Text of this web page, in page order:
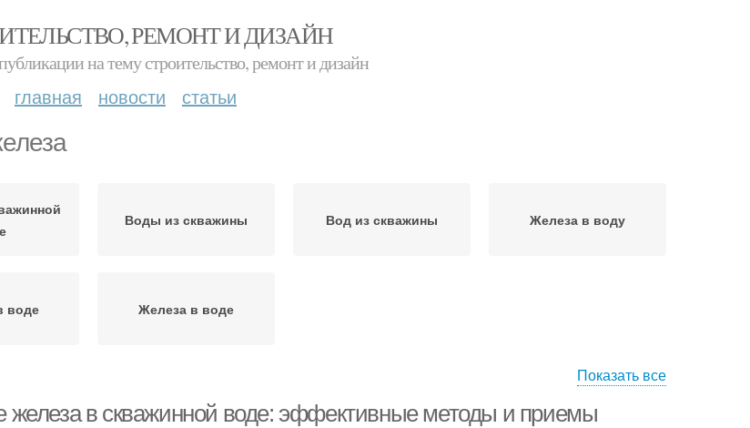
РЕМОНТ И ДИЗАЙН
на тему строительство, ремонт и дизайн
главная новости статьи
Воды из скважины Вод из скважины Железа в воду
воде Железа в воде
Показать все
железа в скважинной воде: эффективные методы и приемы